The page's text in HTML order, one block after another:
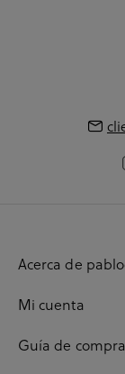
Acerca de
Mi cuenta
Guía de compra